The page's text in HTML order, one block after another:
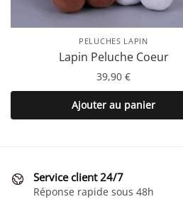
PELUCHES LAPIN
Lapin Peluche Coeur
39,90 €
Ajouter au panier
Service client 24/7
Réponse rapide sous 48h